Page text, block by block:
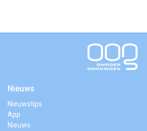
Nieuws
Nieuwstips
App
Nieuws